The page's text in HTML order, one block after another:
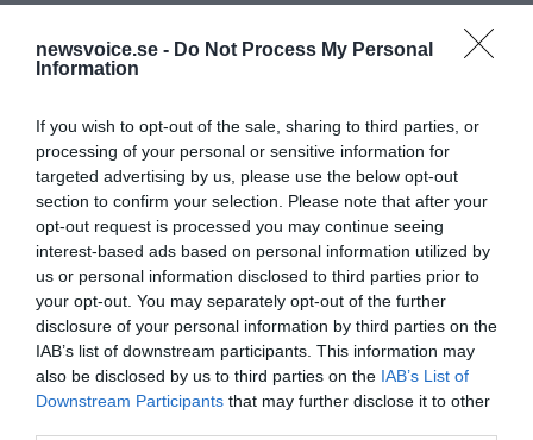
newsvoice.se - Do Not Process My Personal
Information
If you wish to opt-out of the sale, sharing to third parties, or
processing of your personal or sensitive information for
targeted advertising by us, please use the below opt-out
section to confirm your selection. Please note that after your
opt-out request is processed you may continue seeing
interest-based ads based on personal information utilized by
us or personal information disclosed to third parties prior to
your opt-out. You may separately opt-out of the further
disclosure of your personal information by third parties on the
IAB’s list of downstream participants. This information may
also be disclosed by us to third parties on the IAB’s List of
Downstream Participants that may further disclose it to other
diagnoskriterier lurade en hel världspopulation
Kvinna i USA som dog av mässling var redan vaccinerad
mot mässling – Vaccinlobbyn vände på ”storyn”
Bebis med mässling dog i Tyskland – Men barnet led av
allvarlig hjärtsjukdom
Hur vi alla blev förvillade under Storbritanniens ”stora”
mässlingsutbrott – BBC retuscherar falska nyheter
Walesisk mässlingsepidemi var en bluff
Mässlingsvaccinets oavsiktliga konsekvenser –